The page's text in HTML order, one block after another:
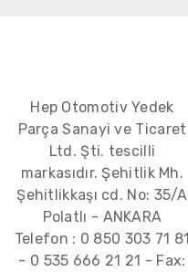
Hep Otomotiv Yedek
Parça Sanayi ve Ticaret
Ltd. Şti. tescilli
markasıdır. Şehitlik Mh.
Şehitlikkaşı cd. No: 35/A
Polatlı - ANKARA
Telefon : 0 850 303 71 81
- 0 535 666 21 21 - Fax: